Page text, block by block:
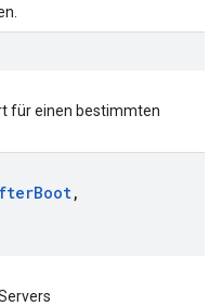
für einen bestimmten
Boot,